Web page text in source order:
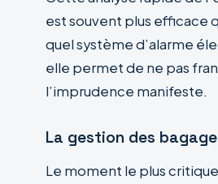
est souvent plus efficace
quel système d’alarme
elle permet de ne pas
l’imprudence manifeste.
La gestion des
Le moment le plus